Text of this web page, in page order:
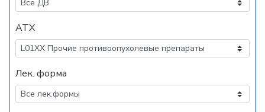
АТХ
Лек. форма